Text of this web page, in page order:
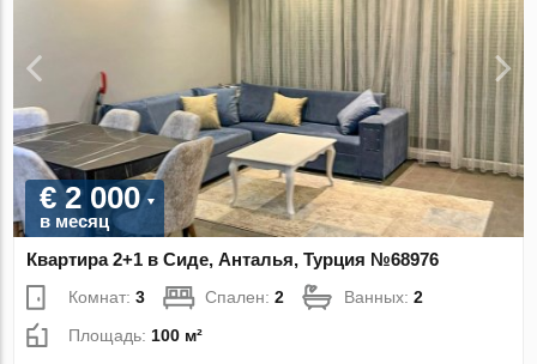
€ 2 000
в месяц
Квартира 2+1 в Сиде, Анталья, Турция №68976
Комнат:3 Спален:2 Ванных:2
Площадь: 100 м²